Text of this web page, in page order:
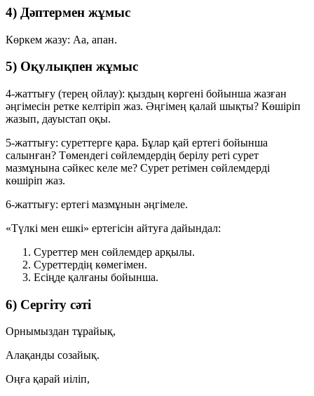
4) Дәптермен жұмыс
Көркем жазу: Аа, апан.
5) Оқулықпен жұмыс
4-жаттығу (терең ойлау): қыздың көргені бойынша жазған
әңгімесін ретке келтіріп жаз. Әңгімең қалай шықты? Көшіріп
жазып, дауыстап оқы.
5-жаттығу: суреттерге қара. Бұлар қай ертегі бойынша
салынған? Төмендегі сөйлемдердің берілу реті сурет
мазмұнына сәйкес келе ме? Сурет ретімен сөйлемдерді
көшіріп жаз.
6-жаттығу: ертегі мазмұнын әңгімеле.
«Түлкі мен ешкі» ертегісін айтуға дайындал:
Суреттер мен сөйлемдер арқылы.
Суреттердің көмегімен.
Есіңде қалғаны бойынша.
6) Сергіту сәті
Орнымыздан тұрайық,
Алақанды созайық.
Оңға қарай иіліп,